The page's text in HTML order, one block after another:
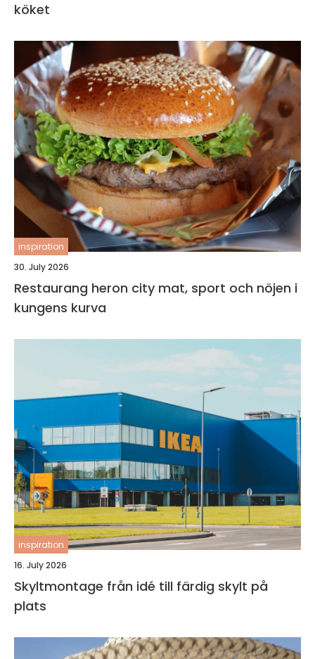
köket
inspiration
30. July 2026
Restaurang heron city mat, sport och nöjen i
kungens kurva
inspiration
16. July 2026
Skyltmontage från idé till färdig skylt på
plats